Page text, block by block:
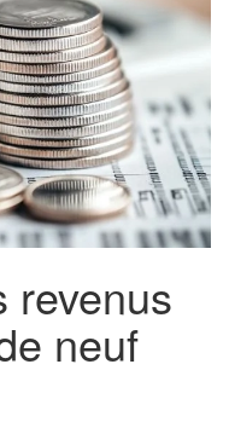
revenus
neuf